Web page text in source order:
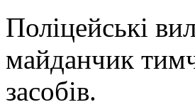
Поліцейські
майданчик
засобів.